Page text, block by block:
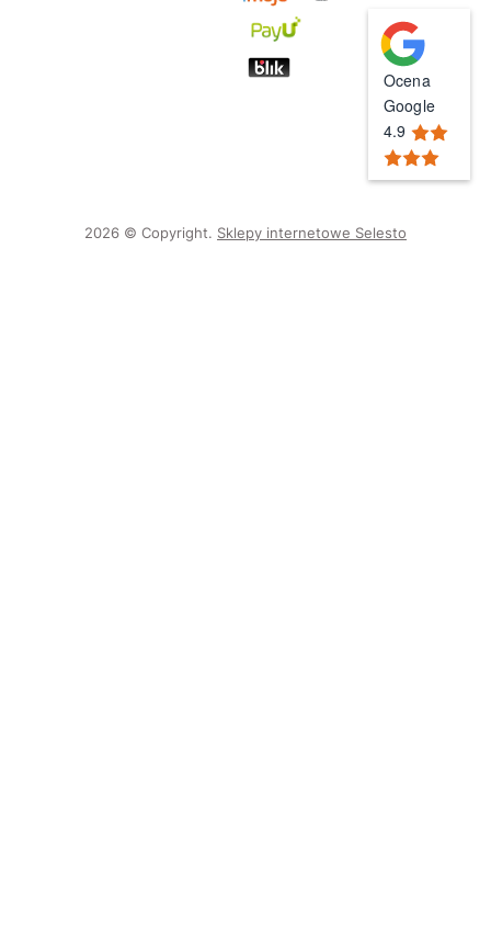
Ocena
Google
4.9
2026 © Copyright. Sklepy internetowe Selesto